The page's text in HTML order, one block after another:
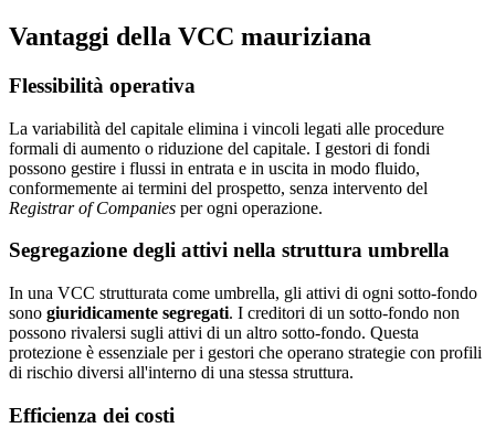
Vantaggi della VCC mauriziana
Flessibilità operativa
La variabilità del capitale elimina i vincoli legati alle procedure
formali di aumento o riduzione del capitale. I gestori di fondi
possono gestire i flussi in entrata e in uscita in modo fluido,
conformemente ai termini del prospetto, senza intervento del
Registrar of Companies per ogni operazione.
Segregazione degli attivi nella struttura umbrella
In una VCC strutturata come umbrella, gli attivi di ogni sotto-fondo
sono giuridicamente segregati. I creditori di un sotto-fondo non
possono rivalersi sugli attivi di un altro sotto-fondo. Questa
protezione è essenziale per i gestori che operano strategie con profili
di rischio diversi all'interno di una stessa struttura.
Efficienza dei costi